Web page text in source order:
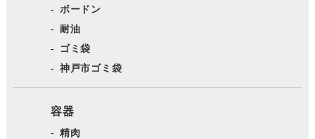
ボードン
耐油
ゴミ袋
神戸市ゴミ袋
容器
精肉